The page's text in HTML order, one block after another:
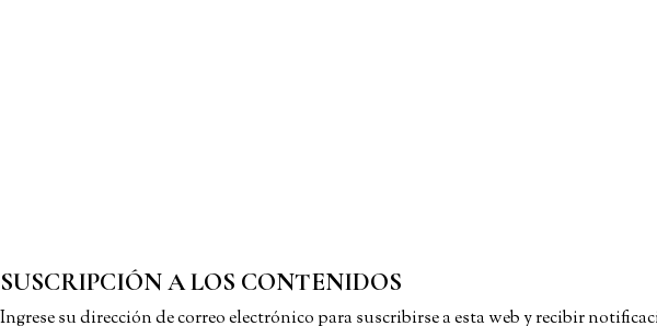
SUSCRIPCIÓN A LOS CONTENIDOS
Ingrese su dirección de correo electrónico para suscribirse a esta web y recibir